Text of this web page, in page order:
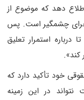
دهد که موضوع از
چشمگیر است. پس
وقت دارد تا درباره استمرار تعلیق
کند».
خود تأکید دارد که
در این زمینه